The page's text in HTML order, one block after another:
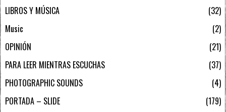
LIBROS Y MÚSICA
32
Music
2
OPINIÓN
21
PARA LEER MIENTRAS ESCUCHAS
37
PHOTOGRAPHIC SOUNDS
4
PORTADA – SLIDE
179